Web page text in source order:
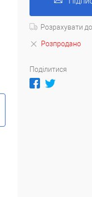
Розрахувати
Розпродано
Поділитися